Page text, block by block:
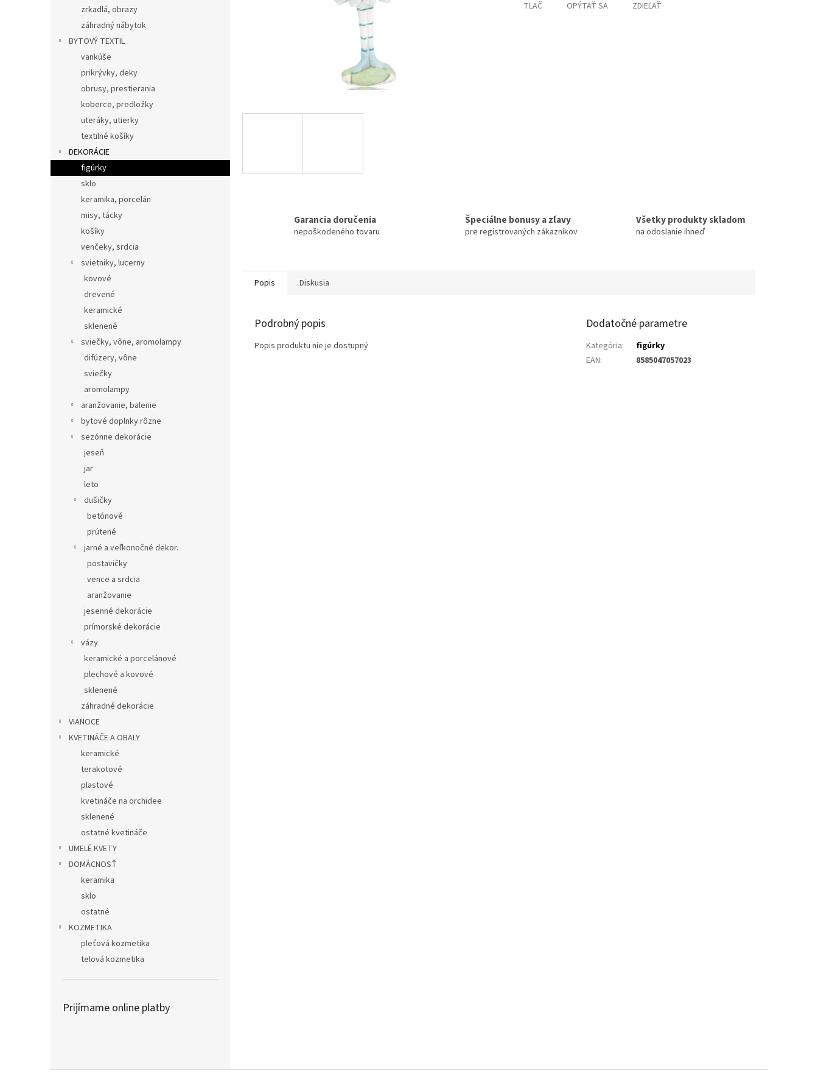
zrkadlá, obrazy
záhradný nábytok
BYTOVÝ TEXTIL
vankúše
prikrývky, deky
obrusy, prestierania
koberce, predložky
uteráky, utierky
textilné košíky
DEKORÁCIE
figúrky
sklo
keramika, porcelán
misy, tácky
košíky
venčeky, srdcia
svietniky, lucerny
kovové
drevené
keramické
sklenené
sviečky, vône, aromolampy
difúzery, vône
sviečky
aromolampy
aranžovanie, balenie
bytové doplnky rôzne
sezónne dekorácie
jeseň
jar
leto
dušičky
betónové
prútené
jarné a veľkonočné dekor.
postavičky
vence a srdcia
aranžovanie
jesenné dekorácie
prímorské dekorácie
vázy
keramické a porcelánové
plechové a kovové
sklenené
záhradné dekorácie
VIANOCE
KVETINÁČE A OBALY
keramické
terakotové
plastové
kvetináče na orchidee
sklenené
ostatné kvetináče
UMELÉ KVETY
DOMÁCNOSŤ
keramika
sklo
ostatné
KOZMETIKA
pleťová kozmetika
telová kozmetika
Prijímame online platby
TLAČ OPÝTAŤ SA ZDIEĽAŤ
Garancia doručenia
nepoškodeného tovaru
Špeciálne bonusy a zľavy
pre registrovaných zákazníkov
Všetky produkty skladom
na odoslanie ihneď
Popis Diskusia
Podrobný popis
Popis produktu nie je dostupný
Dodatočné parametre
Kategória:
figúrky
EAN: 8585047057023